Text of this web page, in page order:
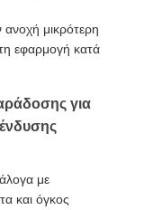
ανοχή μικρότερη
εφαρμογή κατά
για
με
και όγκος